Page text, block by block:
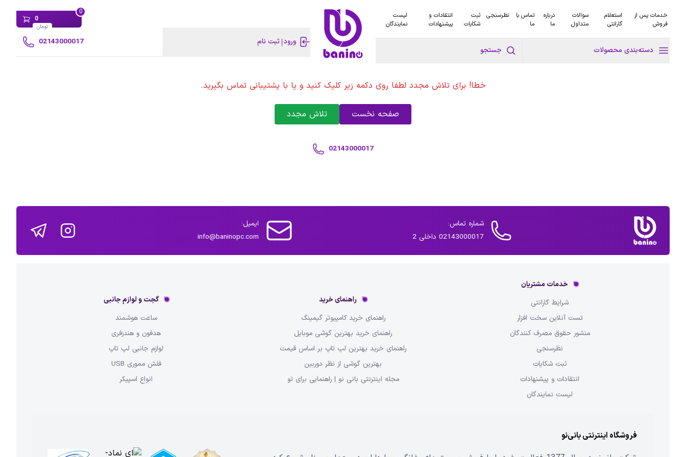
خدمات پس از
فروش
استعلام
گارانتی
سوالات
متداول
درباره
ما
تماس با
ما
نظرسنجی
ثبت
شکایات
انتقادات و
پیشنهادات
لیست
نمایندگان
دسته‌بندی محصولات جستجو
0
0
تومان
ورود ثبت نام 02143000017
خطا! برای تلاش مجدد لطفا روی دکمه زیر کلیک کنید و یا با پشتیبانی تماس بگیرید.
صفحه نخست تلاش مجدد
02143000017
شماره تماس:
02143000017 داخلی 2
ایمیل:
info@baninopc.com
خدمات مشتریان
شرایط گارانتی
تست آنلاین سخت افزار
منشور حقوق مصرف کنندگان
نظرسنجی
ثبت شکایات
انتقادات و پیشنهادات
لیست نمایندگان
راهنمای خرید
راهنمای خرید کامپیوتر گیمینگ
راهنمای خرید بهترین گوشی موبایل
راهنمای خرید بهترین لپ تاپ بر اساس قیمت
بهترین گوشی از نظر دوربین
مجله اینترنتی بانی نو | راهنمایی برای تو
گجت و لوازم جانبی
ساعت هوشمند
هدفون و هندزفری
لوازم جانبی لپ تاپ
فلش مموری USB
انواع اسپیکر
فروشگاه اینترنتی بانی‌نو